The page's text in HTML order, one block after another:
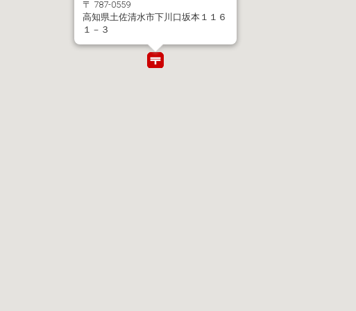
〒 787-0559
高知県土佐清水市下川口坂本１１６
１－３